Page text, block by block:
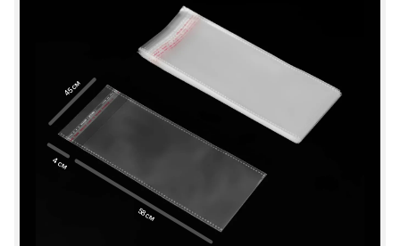
45 см
4 см
58 см